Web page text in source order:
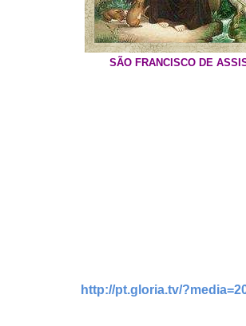
SÃO FRANCISCO DE
http://pt.gloria.tv/